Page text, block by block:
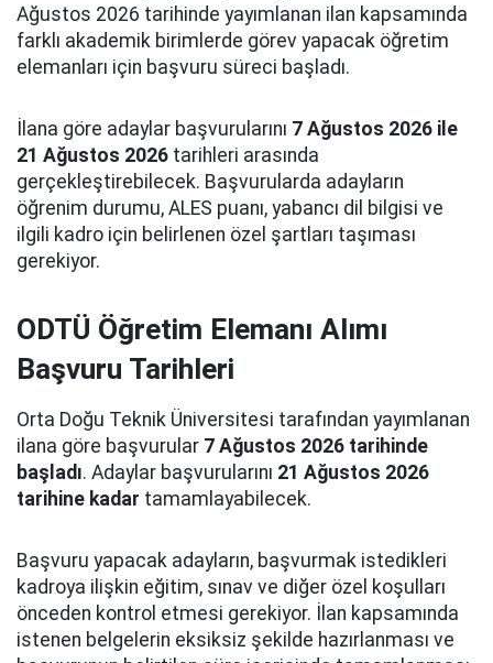
Ağustos 2026 tarihinde yayımlanan ilan kapsamında
farklı akademik birimlerde görev yapacak öğretim
elemanları için başvuru süreci başladı.
İlana göre adaylar başvurularını 7 Ağustos 2026 ile
21 Ağustos 2026 tarihleri arasında
gerçekleştirebilecek. Başvurularda adayların
öğrenim durumu, ALES puanı, yabancı dil bilgisi ve
ilgili kadro için belirlenen özel şartları taşıması
gerekiyor.
ODTÜ Öğretim Elemanı Alımı
Başvuru Tarihleri
Orta Doğu Teknik Üniversitesi tarafından yayımlanan
ilana göre başvurular 7 Ağustos 2026 tarihinde
başladı. Adaylar başvurularını 21 Ağustos 2026
tarihine kadar tamamlayabilecek.
Başvuru yapacak adayların, başvurmak istedikleri
kadroya ilişkin eğitim, sınav ve diğer özel koşulları
önceden kontrol etmesi gerekiyor. İlan kapsamında
istenen belgelerin eksiksiz şekilde hazırlanması ve